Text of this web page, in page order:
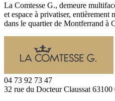
La Comtesse G., demeure
et espace à privatiser, entièrement
dans le quartier de Montferrand à
04 73 92 73 47
32 rue du Docteur Claussat